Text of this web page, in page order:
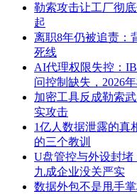
勒索攻击让工厂彻
起
离职8年仍被追责：
死线
AI代理权限失控：
问控制缺失，2026
加密工具反成勒索
实攻击
1亿人数据泄露的真
的三个教训
U盘管控与外设封堵
九成企业没关严实
数据外包不是甩手